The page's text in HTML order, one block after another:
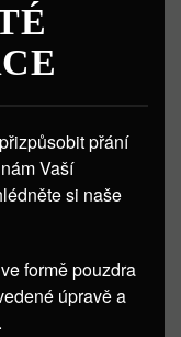
přání
Vaší
si naše
formě pouzdra
úpravě a